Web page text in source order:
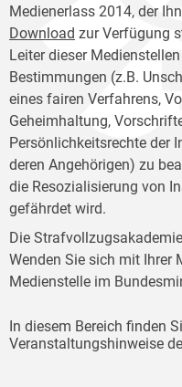
Medienerlass 2014, der
Download zur Verfügung
Leiter dieser
Bestimmungen (z.B.
eines fairen Verfahrens,
Geheimhaltung,
Persönlichkeitsrechte der
deren Angehörigen) zu
die Resozialisierung von
gefährdet wird.
Die
Wenden Sie sich mit Ihrer
Medienstelle im
In diesem Bereich finden
Veranstaltungshinweise